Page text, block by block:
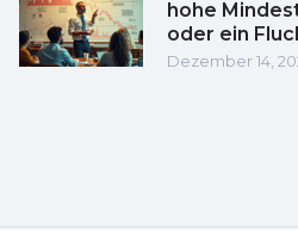
hohe
oder ein
Dezember 14,